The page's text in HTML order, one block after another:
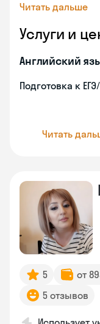
Читать дальше
Услуги и
Английский
Подготовка к
Читать
5 от
5 отзывов